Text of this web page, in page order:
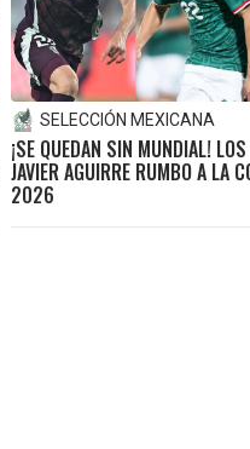
SELECCIÓN MEXICANA
¡SE QUEDAN SIN MUNDIAL!
JAVIER AGUIRRE RUMBO A LA
2026